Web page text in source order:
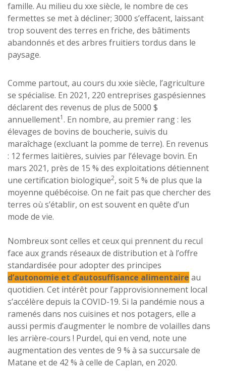
famille. Au milieu du xxe siècle, le nombre de ces
fermettes se met à décliner; 3000 s’effacent, laissant
trop souvent des terres en friche, des bâtiments
abandonnés et des arbres fruitiers tordus dans le
paysage.
Comme partout, au cours du xxie siècle, l’agriculture
se spécialise. En 2021, 220 entreprises gaspésiennes
déclarent des revenus de plus de 5000 $
annuellement1. En nombre, au premier rang : les
élevages de bovins de boucherie, suivis du
maraîchage (excluant la pomme de terre). En revenus
: 12 fermes laitières, suivies par l’élevage bovin. En
mars 2021, près de 15 % des exploitations détiennent
une certification biologique2, soit 5 % de plus que la
moyenne québécoise. On ne fait pas que chercher des
terres où s’établir, on est souvent en quête d’un
mode de vie.
Nombreux sont celles et ceux qui prennent du recul
face aux grands réseaux de distribution et à l’offre
standardisée pour adopter des principes
d’autonomie et d’autosuffisance alimentaire au
quotidien. Cet intérêt pour l’approvisionnement local
s’accélère depuis la COVID-19. Si la pandémie nous a
ramenés dans nos cuisines et nos potagers, elle a
aussi permis d’augmenter le nombre de volailles dans
les arrière-cours ! Purdel, qui en vend, note une
augmentation des ventes de 9 % à sa succursale de
Matane et de 42 % à celle de Caplan, en 2020.